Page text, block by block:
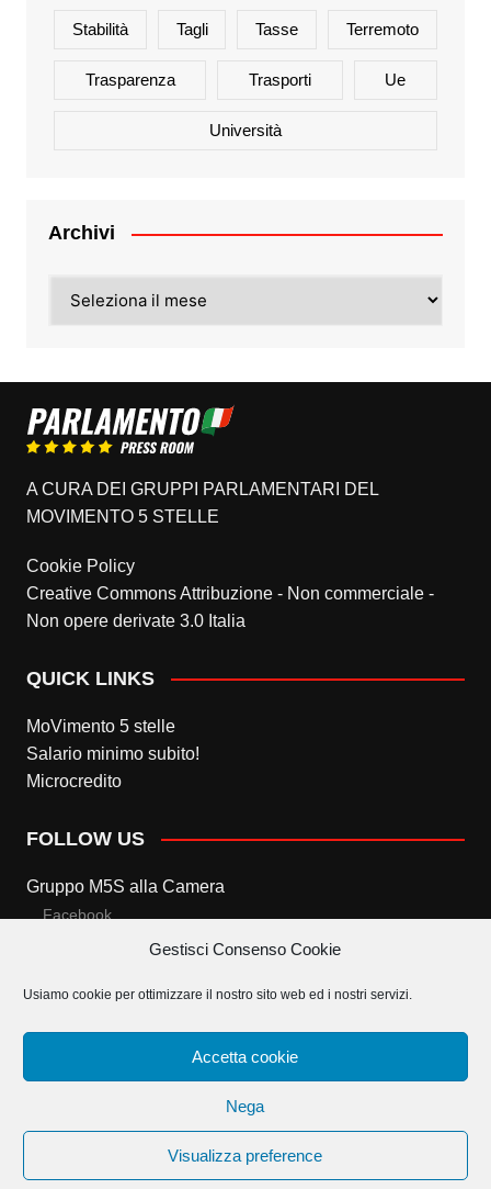
Gestisci Consenso Cookie
Usiamo cookie per ottimizzare il nostro sito web ed i nostri servizi.
Accetta cookie
Nega
Visualizza preference
Stabilità Tagli Tasse Terremoto
Trasparenza Trasporti Ue
Università
Archivi
A CURA DEI GRUPPI PARLAMENTARI DEL
MOVIMENTO 5 STELLE
Cookie Policy
Creative Commons Attribuzione - Non commerciale -
Non opere derivate 3.0 Italia
QUICK LINKS
MoVimento 5 stelle
Salario minimo subito!
Microcredito
FOLLOW US
Gruppo M5S alla Camera
Facebook
Twitter